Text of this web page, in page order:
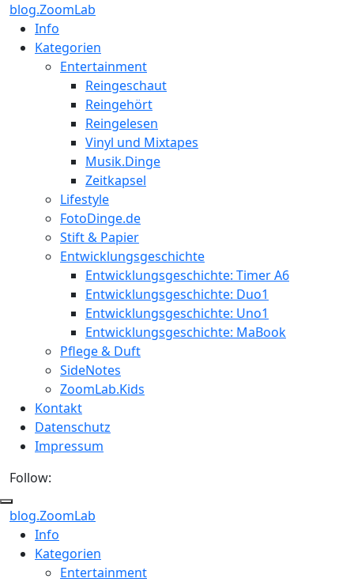
blog.ZoomLab
Info
Kategorien
Entertainment
Reingeschaut
Reingehört
Reingelesen
Vinyl und Mixtapes
Musik.Dinge
Zeitkapsel
Lifestyle
FotoDinge.de
Stift & Papier
Entwicklungsgeschichte
Entwicklungsgeschichte: Timer A6
Entwicklungsgeschichte: Duo1
Entwicklungsgeschichte: Uno1
Entwicklungsgeschichte: MaBook
Pflege & Duft
SideNotes
ZoomLab.Kids
Kontakt
Datenschutz
Impressum
Follow:
blog.ZoomLab
ZoomLab
//
Info
Kategorien
Entertainment